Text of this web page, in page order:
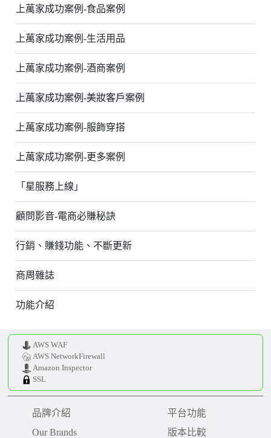
上萬家成功案例-食品案例
上萬家成功案例-生活用品
上萬家成功案例-酒商案例
上萬家成功案例-美妝客戶案例
上萬家成功案例-服飾穿搭
上萬家成功案例-更多案例
「星服務上線」
顧問影音-電商必賺秘訣
行銷、賺錢功能、不斷更新
商周雜誌
功能介紹
AWS WAF
AWS NetworkFirewall
Amazon Inspector
SSL
品牌介紹
Our Brands
平台功能
版本比較